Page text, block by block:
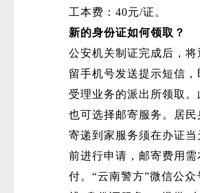
工本费：40元/证。
新的身份证如何领取？
公安机关制证完成后，将
留手机号发送提示短信，
受理业务的派出所领取。
也可选择邮寄服务。居民
寄递到家服务须在办证当
前进行申请，邮寄费用需
付。“云南警方”微信公众